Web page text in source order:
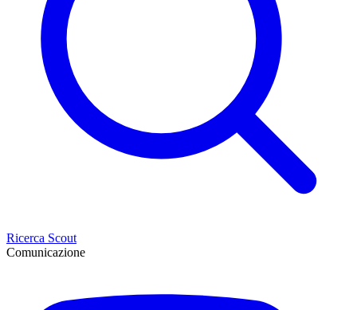
Ricerca Scout
Comunicazione